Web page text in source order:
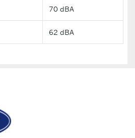
70 dBA
62 dBA